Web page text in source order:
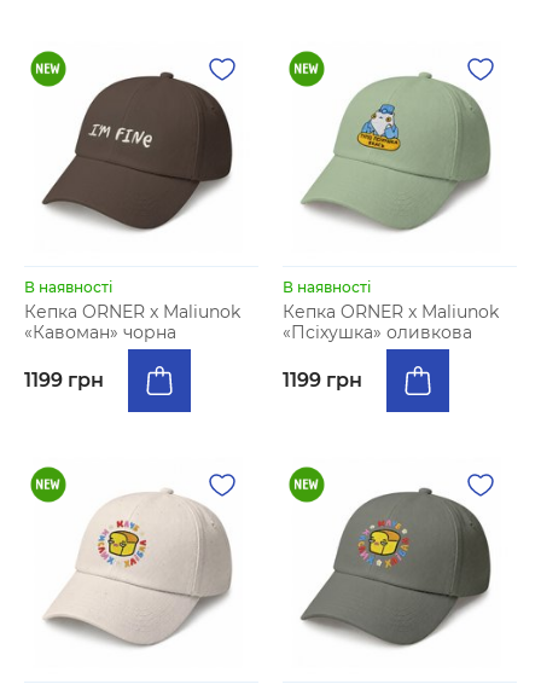
В наявності
Кепка ORNER x Maliunok
«Кавоман» чорна
1199 грн
В наявності
Кепка ORNER x Maliunok
«Псіхушка» оливкова
1199 грн